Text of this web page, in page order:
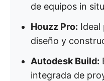
de equipos in
Houzz Pro: Ideal
diseño y
Autodesk Build:
integrada de